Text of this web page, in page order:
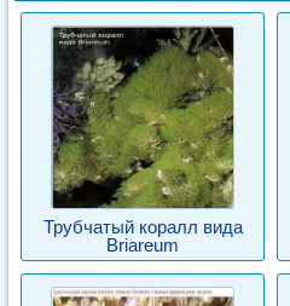
Трубчатый коралл вида
Briareum